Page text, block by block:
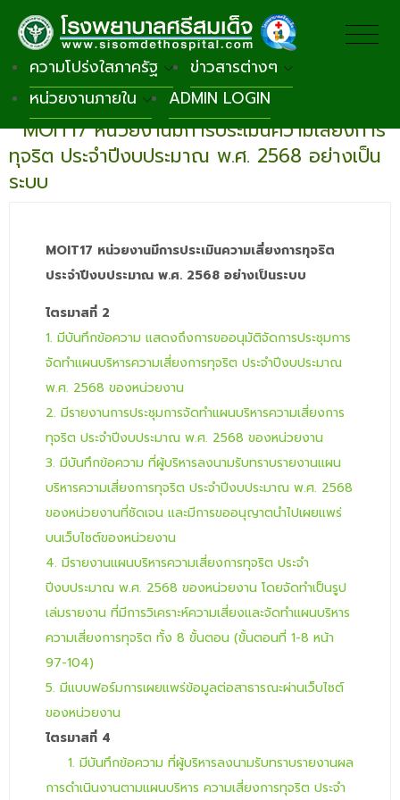
ความโปร่งใสภาครัฐ
ข่าวสารต่างๆ
หน่วยงานภายใน
ADMIN LOGIN
กลับหน้าหลัก
MOIT17 หน่วยงานมีการประเมินความเสี่ยงการ
ทุจริต ประจำปีงบประมาณ พ.ศ. 2568 อย่างเป็น
ระบบ
MOIT17 หน่วยงานมีการประเมินความเสี่ยงการทุจริต
ประจำปีงบประมาณ พ.ศ. 2568 อย่างเป็นระบบ
ไตรมาสที่ 2
1. มีบันทึกข้อความ แสดงถึงการขออนุมัติจัดการประชุมการ
จัดทำแผนบริหารความเสี่ยงการทุจริต ประจำปีงบประมาณ
พ.ศ. 2568 ของหน่วยงาน
2. มีรายงานการประชุมการจัดทำแผนบริหารความเสี่ยงการ
ทุจริต ประจำปีงบประมาณ พ.ศ. 2568 ของหน่วยงาน
3. มีบันทึกข้อความ ที่ผู้บริหารลงนามรับทราบรายงานแผน
บริหารความเสี่ยงการทุจริต ประจำปีงบประมาณ พ.ศ. 2568
ของหน่วยงานที่ชัดเจน และมีการขออนุญาตนำไปเผยแพร่
บนเว็บไซต์ของหน่วยงาน
4. มีรายงานแผนบริหารความเสี่ยงการทุจริต ประจำ
ปีงบประมาณ พ.ศ. 2568 ของหน่วยงาน โดยจัดทำเป็นรูป
เล่มรายงาน ที่มีการวิเคราะห์ความเสี่ยงและจัดทำแผนบริหาร
ความเสี่ยงการทุจริต ทั้ง 8 ขั้นตอน (ขั้นตอนที่ 1-8 หน้า
97-104)
5. มีแบบฟอร์มการเผยแพร่ข้อมูลต่อสาธารณะผ่านเว็บไซต์
ของหน่วยงาน
ไตรมาสที่ 4
1. มีบันทึกข้อความ ที่ผู้บริหารลงนามรับทราบรายงานผล
การดำเนินงานตามแผนบริหาร ความเสี่ยงการทุจริต ประจำ